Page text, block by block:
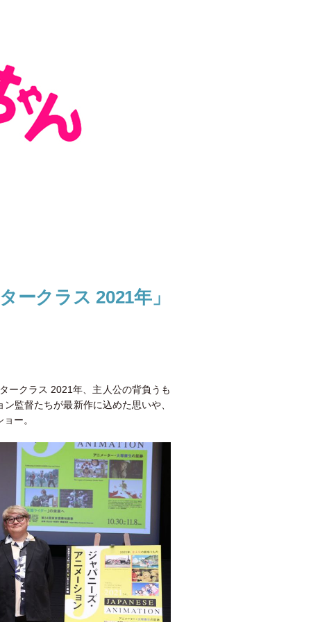
ークラス 2021年」
ークラス 2021年、主人公の背負うも
監督たちが最新作に込めた思いや、
ー。